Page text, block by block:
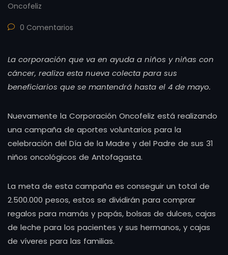
Oncofeliz
0 Comentarios
La corporación que va en ayuda a niños y niñas con
cáncer, realiza esta nueva colecta para sus
beneficiarios que se mantendrá hasta el 4 de mayo.
Nuevamente la Corporación Oncofeliz está realizando
una campaña de aportes voluntarios para la
celebración del Día de la Madre y del Padre de sus 31
niños oncológicos de Antofagasta.
La meta de esta campaña es conseguir un total de
2.500.000 pesos, estos se dividirán para comprar
regalos para mamás y papás, bolsas de dulces, cajas
de leche para los pacientes y sus hermanos, y cajas
de víveres para las familias.